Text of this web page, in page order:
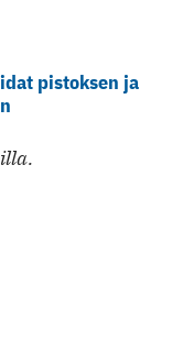
pistoksen ja